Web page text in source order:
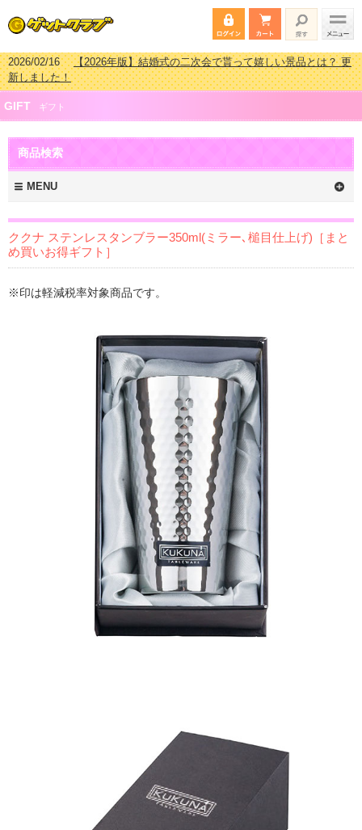
2026/02/16【2026年版】結婚式の二次会で貰って嬉しい景品とは？ 更
新しました！
2026/02/03【2026年版】ゴルフコンペ景品 3000円未満［2000円～
2999円編］もらってうれしい人気ラ…
2026/07/15【2026年版】ビンゴゲーム景品おすすめ金額別人気ランキ
ング 更新しました！
2026/04/03
2999円編］もらってうれしい人気ラ…
GIFT ギフト
商品検索
MENU
ククナ ステンレスタンブラー350ml(ミラー､槌目仕上げ)［まと
め買いお得ギフト］
※印は軽減税率対象商品です。